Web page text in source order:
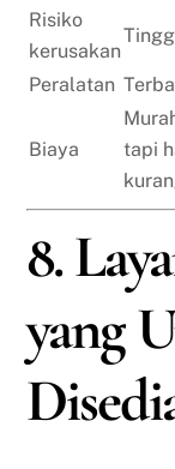
Risiko
kerusakan
Peralatan
Biaya
tapi
8.
yang